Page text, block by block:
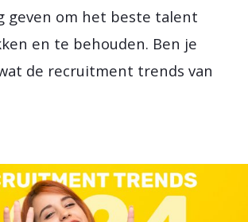
geven om het beste talent
en te behouden. Ben je
de recruitment trends van